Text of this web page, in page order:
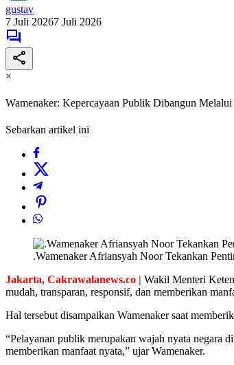
gustav
7 Juli 20267 Juli 2026
×
Wamenaker: Kepercayaan Publik Dibangun Melalui
Sebarkan artikel ini
.Wamenaker Afriansyah Noor Tekankan
Jakarta, Cakrawalanews.co | Wakil Menteri
mudah, transparan, responsif, dan memberikan
Hal tersebut disampaikan Wamenaker saat
“Pelayanan publik merupakan wajah nyata negara
memberikan manfaat nyata,” ujar Wamenaker.